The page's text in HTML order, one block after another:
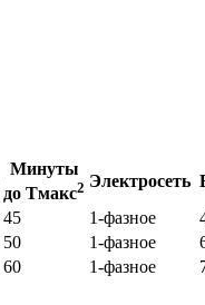
Минуты
до Tмакс2 Электросеть
45 1-фазное
50 1-фазное
60 1-фазное